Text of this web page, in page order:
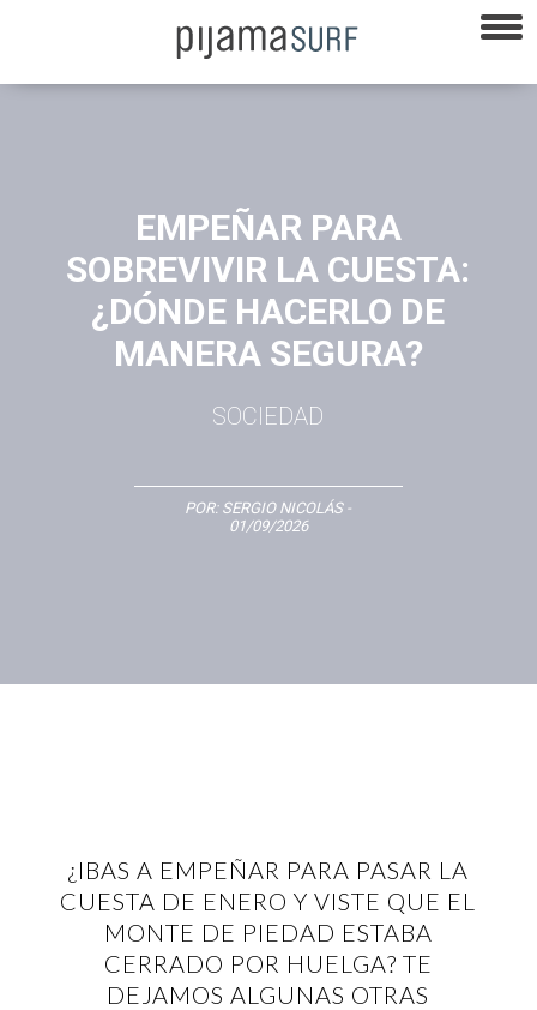
EMPEÑAR PARA
SOBREVIVIR LA CUESTA:
¿DÓNDE HACERLO DE
MANERA SEGURA?
SOCIEDAD
POR: SERGIO NICOLÁS-
01/09/2026
¿IBAS A EMPEÑAR PARA PASAR LA
CUESTA DE ENERO Y VISTE QUE EL
MONTE DE PIEDAD ESTABA
CERRADO POR HUELGA? TE
DEJAMOS ALGUNAS OTRAS